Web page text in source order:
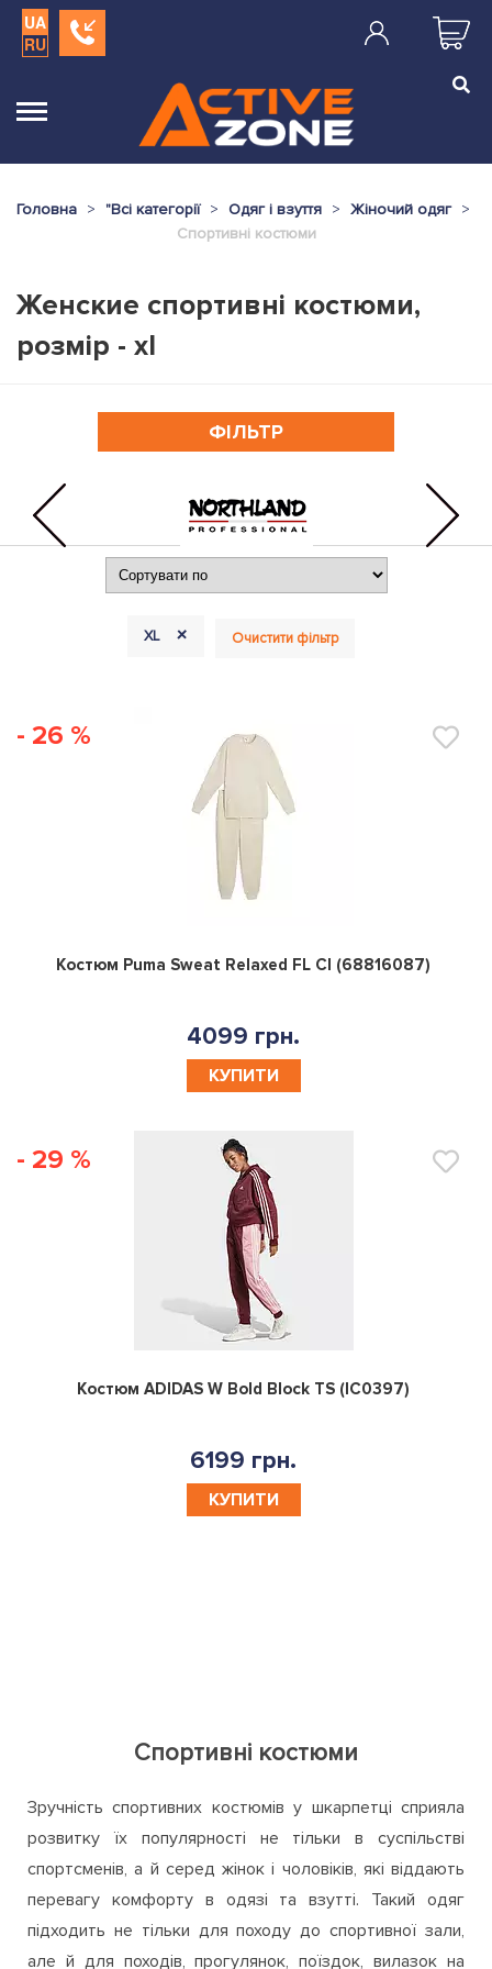
UA
RU
Головна "Всі категорії Одяг і взуття
Жіночий одяг
Спортивні костюми
Женские спортивні костюми,
розмір - xl
ФІЛЬТР
XL + Очистити фільтр
- 26 %
0
Костюм Puma Sweat Relaxed FL Cl (68816087)
4099 грн.
КУПИТИ
- 29 %
0
Костюм ADIDAS W Bold Block TS (IC0397)
6199 грн.
КУПИТИ
Спортивні костюми
Зручність спортивних костюмів у шкарпетці сприяла
розвитку їх популярності не тільки в суспільстві
спортсменів, а й серед жінок і чоловіків, які віддають
перевагу комфорту в одязі та взутті. Такий одяг
підходить не тільки для походу до спортивної зали,
але й для походів, прогулянок, поїздок, вилазок на